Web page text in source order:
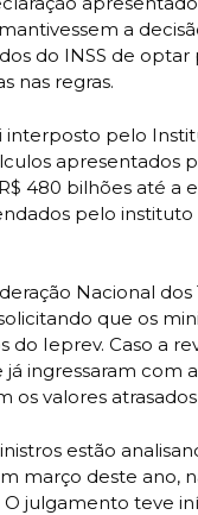
a
do INSS de
nas regras.
interposto pelo
apresentados
480 bilhões até a
pelo instituto
Nacional
que os
do Ieprev. Caso a
ingressaram com
os valores
estão
março deste ano,
julgamento teve